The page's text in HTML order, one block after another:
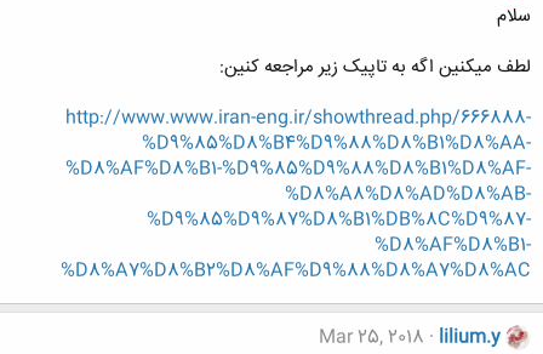
سلام
لطف میکنین اگه به تاپیک زیر مراجعه کنین:
http://www.www.iran-eng.ir/showthread.php/666888-
%D9%85%D8%B4%D9%88%D8%B1%D8%AA-
%D8%AF%D8%B1-%D9%85%D9%88%D8%B1%D8%AF-
%D8%A8%D8%AD%D8%AB-
%D9%85%D9%87%D8%B1%DB%8C%D9%87-
%D8%AF%D8%B1-
%D8%A7%D8%B2%D8%AF%D9%88%D8%A7%D8%AC
lilium.y
Mar 25, 2018